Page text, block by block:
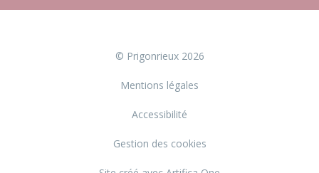
© Prigonrieux 2026
Mentions légales
Accessibilité
Gestion des cookies